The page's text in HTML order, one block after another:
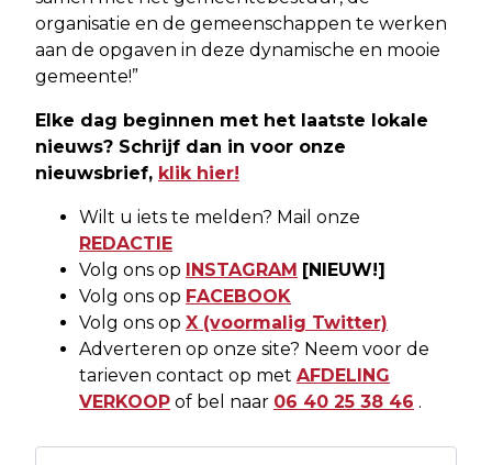
organisatie en de gemeenschappen te werken
aan de opgaven in deze dynamische en mooie
gemeente!”
Elke dag beginnen met het laatste lokale
nieuws? Schrijf dan in voor onze
nieuwsbrief, klik hier!
Wilt u iets te melden? Mail onze
REDACTIE
Volg ons op INSTAGRAM [NIEUW!]
Volg ons op FACEBOOK
Volg ons op X (voormalig Twitter)
Adverteren op onze site? Neem voor de
tarieven contact op met AFDELING
VERKOOP of bel naar 06 40 25 38 46 .